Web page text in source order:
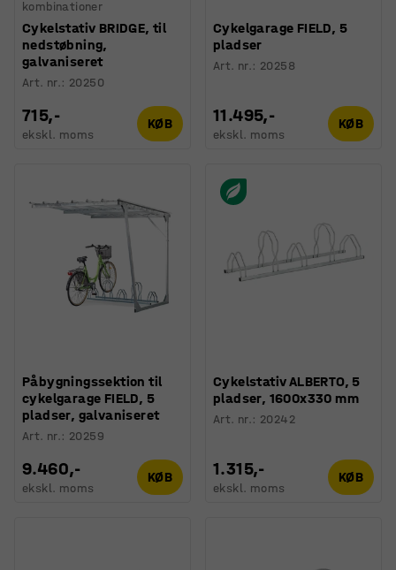
kombinationer
Cykelstativ BRIDGE, til
nedstøbning,
galvaniseret
Art. nr.: 20250
715,-
ekskl. moms
KØB
Cykelgarage FIELD, 5
pladser
Art. nr.: 20258
11.495,-
ekskl. moms
KØB
Påbygningssektion til
cykelgarage FIELD, 5
pladser, galvaniseret
Art. nr.: 20259
9.460,-
ekskl. moms
KØB
Cykelstativ ALBERTO, 5
pladser, 1600x330 mm
Art. nr.: 20242
1.315,-
ekskl. moms
KØB